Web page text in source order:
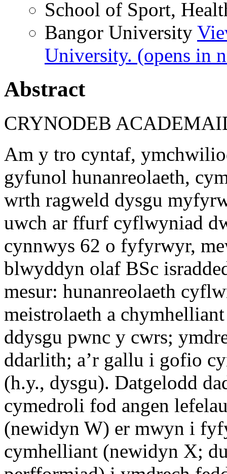
School of Sport,
Bangor University
University. (opens in
Abstract
CRYNODEB
Am y tro cyntaf,
gyfunol hunanreolaeth,
wrth ragweld dysgu
uwch ar ffurf cyflwyniad
cynnwys 62 o fyfyrwyr,
blwyddyn olaf BSc
mesur: hunanreolaeth
meistrolaeth a
ddysgu pwnc y cwrs;
ddarlith; a’r gallu i gofio
(h.y., dysgu). Datgelodd
cymedroli fod angen
(newidyn W) er mwyn i
cymhelliant (newidyn X;